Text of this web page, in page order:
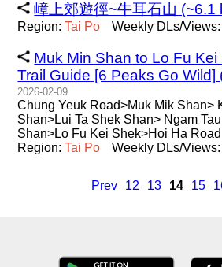
嶂上郊遊徑~牛耳石山 (~6.1
Region:Tai Po Weekly DLs/
Muk Min Shan to Lo Fu Kei
Trail Guide [6 Peaks Go Wild]
2026-02-09
Chung Yeuk Road>Muk Mik Shan>
Shan>Lui Ta Shek Shan> Ngam
Shan>Lo Fu Kei Shek>Hoi Ha Road
Region:Tai Po Weekly DLs/Views:
Prev 12 13 14 15